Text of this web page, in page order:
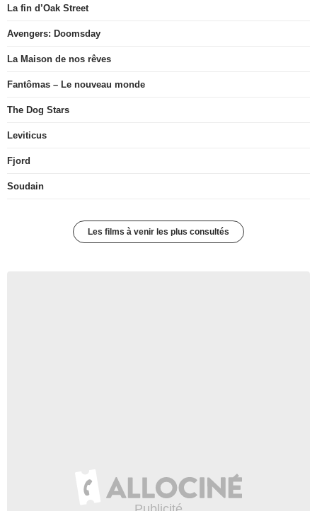
La fin d’Oak Street
Avengers: Doomsday
La Maison de nos rêves
Fantômas – Le nouveau monde
The Dog Stars
Leviticus
Fjord
Soudain
Les films à venir les plus consultés